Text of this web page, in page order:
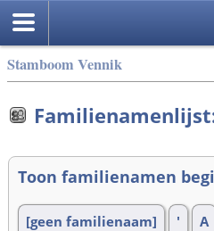
Stamboom Vennik
Toon familienamen
[geen familienaam] ' A